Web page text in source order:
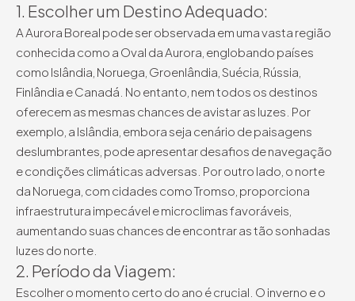
1. Escolher um Destino Adequado:
A Aurora Boreal pode ser observada em uma vasta região
conhecida como a Oval da Aurora, englobando países
como Islândia, Noruega, Groenlândia, Suécia, Rússia,
Finlândia e Canadá. No entanto, nem todos os destinos
oferecem as mesmas chances de avistar as luzes. Por
exemplo, a Islândia, embora seja cenário de paisagens
deslumbrantes, pode apresentar desafios de navegação
e condições climáticas adversas. Por outro lado, o norte
da Noruega, com cidades como Tromso, proporciona
infraestrutura impecável e microclimas favoráveis,
aumentando suas chances de encontrar as tão sonhadas
luzes do norte.
2. Período da Viagem:
Escolher o momento certo do ano é crucial. O inverno e o